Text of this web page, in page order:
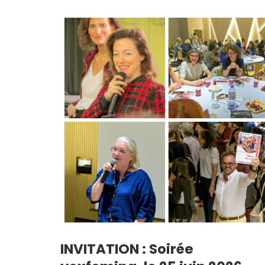
INVITATION : Soirée